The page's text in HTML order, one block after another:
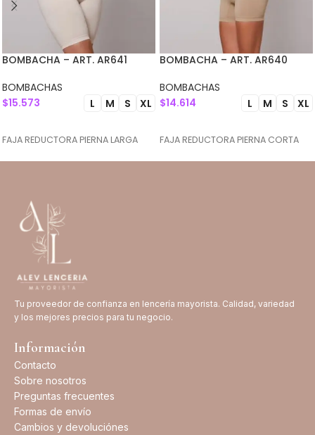
BOMBACHA – ART. AR641
BOMBACHAS
$15.573 L M S XL
FAJA REDUCTORA PIERNA LARGA
BOMBACHA – ART. AR640
BOMBACHAS
$14.614 L M S XL
FAJA REDUCTORA PIERNA CORTA
Tu proveedor de confianza en lencería mayorista. Calidad, variedad
y los mejores precios para tu negocio.
Información
Contacto
Sobre nosotros
Preguntas frecuentes
Formas de envío
Cambios y devoluciónes